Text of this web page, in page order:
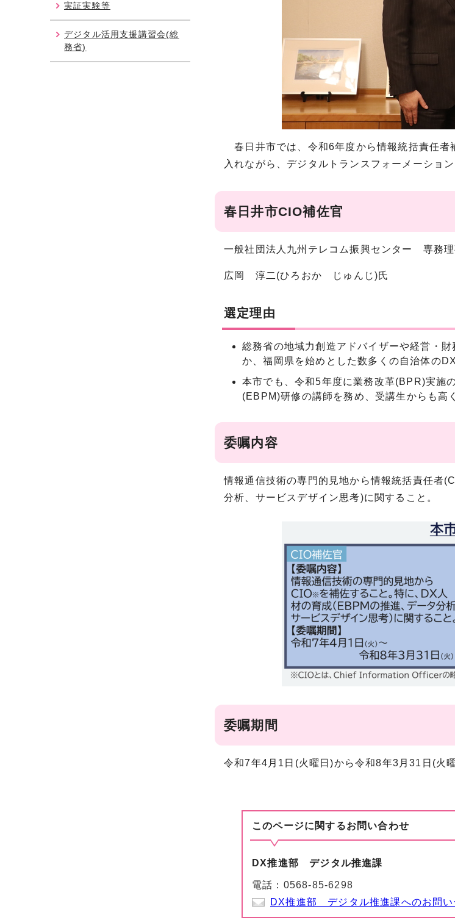
春日井市では、令和6年度から情報統括責任者
入れながら、デジタルトランスフォーメーショ
春日井市CIO補佐官
一般社団法人九州テレコム振興センター 専務
広岡 淳二(ひろおか じゅんじ)氏
選定理由
総務省の地域力創造アドバイザーや経営・
か、福岡県を始めとした数多くの自治体の
本市でも、令和5年度に業務改革(BPR)実施
(EBPM)研修の講師を務め、受講生からも高
委嘱内容
情報通信技術の専門的見地から情報統括責任者
分析、サービスデザイン思考)に関すること。
委嘱期間
令和7年4月1日(火曜日)から令和8年3月31日(火
このページに関するお問い合わせ
DX推進部 デジタル推進課
電話： 0568-85-6298
DX推進部 デジタル推進課へのお問い
実証実験等
デジタル活用支援講習会(総
務省)